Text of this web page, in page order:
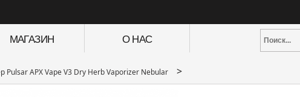
МАГАЗИН О НАС
Pulsar APX Vape V3 Dry Herb Vaporizer Nebular >